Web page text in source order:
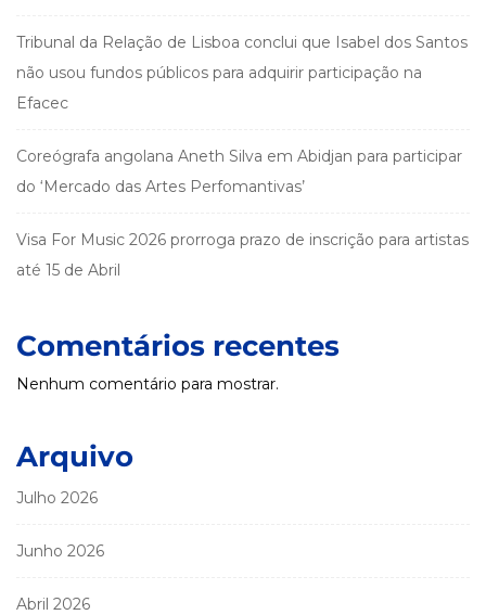
Tribunal da Relação de Lisboa conclui que Isabel dos Santos
não usou fundos públicos para adquirir participação na
Efacec
Coreógrafa angolana Aneth Silva em Abidjan para participar
do ‘Mercado das Artes Perfomantivas’
Visa For Music 2026 prorroga prazo de inscrição para artistas
até 15 de Abril
Comentários recentes
Nenhum comentário para mostrar.
Arquivo
Julho 2026
Junho 2026
Abril 2026